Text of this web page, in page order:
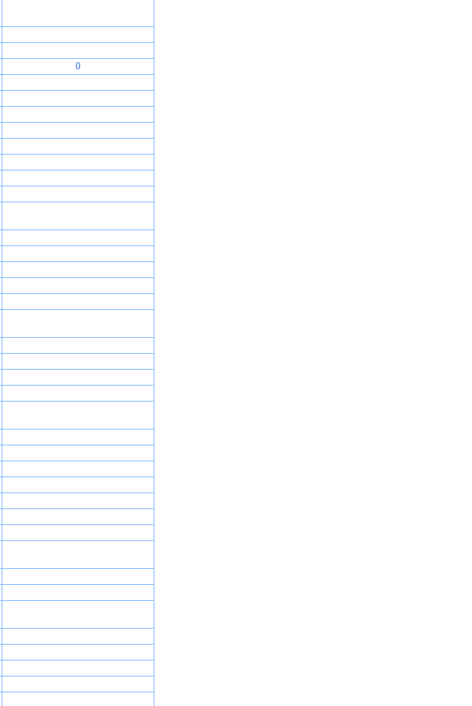
0